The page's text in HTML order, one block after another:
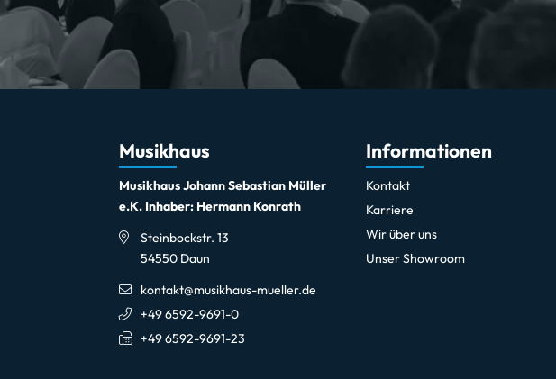
Musikhaus
Musikhaus Johann Sebastian Müller
e.K. Inhaber: Hermann Konrath
Steinbockstr. 13
54550 Daun
kontakt@musikhaus-mueller.de
+49 6592-9691-0
+49 6592-9691-23
Informationen
Kontakt
Karriere
Wir über uns
Unser Showroom